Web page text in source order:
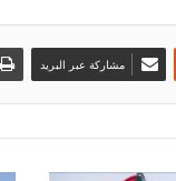
مشاركة عبر البريد